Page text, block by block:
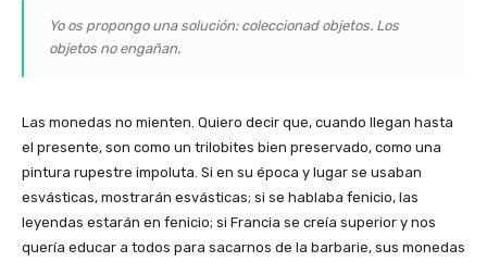
Yo os propongo una solución: coleccionad objetos. Los
objetos no engañan.
Las monedas no mienten. Quiero decir que, cuando llegan hasta
el presente, son como un trilobites bien preservado, como una
pintura rupestre impoluta. Si en su época y lugar se usaban
esvásticas, mostrarán esvásticas; si se hablaba fenicio, las
leyendas estarán en fenicio; si Francia se creía superior y nos
quería educar a todos para sacarnos de la barbarie, sus monedas